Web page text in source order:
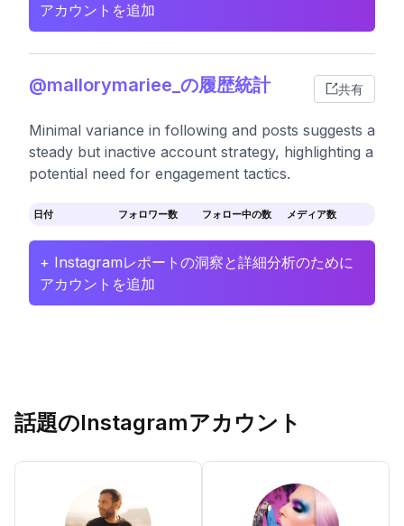
アカウントを追加
@mallorymariee_の履歴統計 共有
Minimal variance in following and posts suggests a
steady but inactive account strategy, highlighting a
potential need for engagement tactics.
日付 フォロワー数 フォロー中の数 メディア数
+ Instagramレポートの洞察と詳細分析のために
アカウントを追加
話題のInstagramアカウント